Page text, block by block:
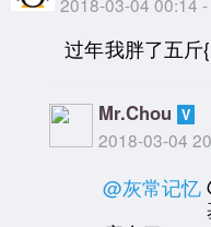
过年我胖了五斤
Mr.Chou
2018-03-04
@灰常记忆